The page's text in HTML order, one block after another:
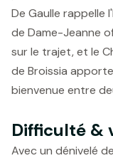
De Gaulle rappelle
de Dame-Jeanne
sur le trajet, et le
de Broissia
bienvenue entre
Difficulté &
Avec un dénivelé